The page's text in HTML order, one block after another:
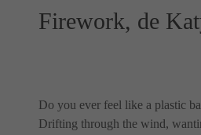
Firework, de
Do you ever feel like a plastic
Drifting through the wind,